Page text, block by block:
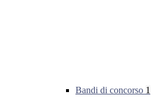
Bandi di concorso 1